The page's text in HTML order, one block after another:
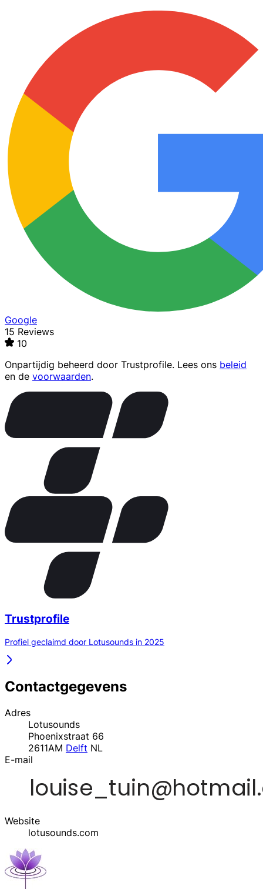
Google
15 Reviews
10
Onpartijdig beheerd door Trustprofile. Lees ons beleid
en de voorwaarden.
Trustprofile
Profiel geclaimd door Lotusounds in 2025
Contactgegevens
Adres
Lotusounds
Phoenixstraat 66
2611AM Delft NL
E-mail
Website
lotusounds.com